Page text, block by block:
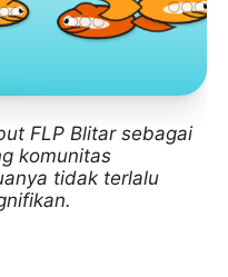
FLP Blitar sebagai
komunitas
tidak terlalu